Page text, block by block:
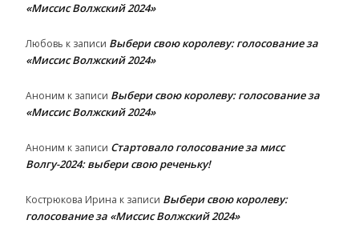
«Миссис Волжский 2024»
Любовь к записи Выбери свою королеву: голосование за
«Миссис Волжский 2024»
Аноним к записи Выбери свою королеву: голосование за
«Миссис Волжский 2024»
Аноним к записи Стартовало голосование за мисс
Волгу-2024: выбери свою реченьку!
Кострюкова Ирина к записи Выбери свою королеву:
голосование за «Миссис Волжский 2024»